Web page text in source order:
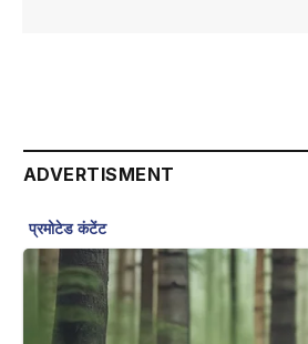
ADVERTISMENT